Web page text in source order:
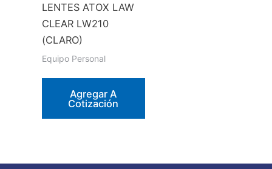
LENTES ATOX LAW
CLEAR LW210
(CLARO)
Equipo Personal
Agregar A
Cotización